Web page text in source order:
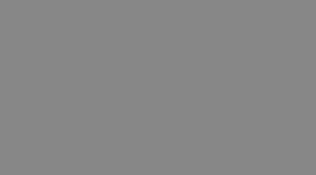
di analisi web
di siti
e misurare le
cui il prefisso
che si
che imposta il
di analisi web
di siti
e misurare le
di Google) per
i cookie.